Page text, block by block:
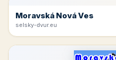
kinchata.eu